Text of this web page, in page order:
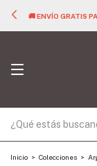
🚚 ENVÍO GRATIS
Inicio > Colecciones >